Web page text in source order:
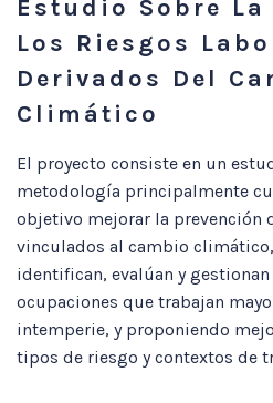
Estudio Sobre La
Los Riesgos
Derivados Del
Climático
El proyecto consiste en un
metodología principalmente
objetivo mejorar la prevención
vinculados al cambio
identifican, evalúan y
ocupaciones que trabajan
intemperie, y proponiendo
tipos de riesgo y contextos de